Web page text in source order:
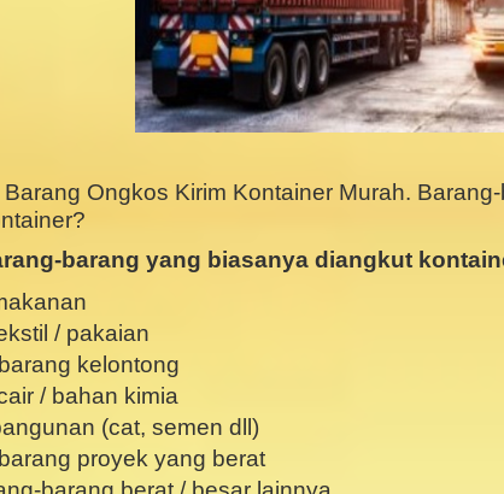
Ongkos Kirim Kontainer Murah.
barang yang biasanya diangkut
/ pakaian
kelontong
/ bahan kimia
(cat, semen dll)
proyek yang berat